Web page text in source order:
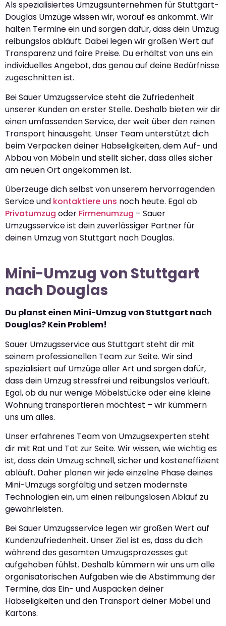
Als spezialisiertes Umzugsunternehmen für Stuttgart-
Douglas Umzüge wissen wir, worauf es ankommt. Wir
halten Termine ein und sorgen dafür, dass dein Umzug
reibungslos abläuft. Dabei legen wir großen Wert auf
Transparenz und faire Preise. Du erhältst von uns ein
individuelles Angebot, das genau auf deine Bedürfnisse
zugeschnitten ist.
Bei Sauer Umzugsservice steht die Zufriedenheit
unserer Kunden an erster Stelle. Deshalb bieten wir dir
einen umfassenden Service, der weit über den reinen
Transport hinausgeht. Unser Team unterstützt dich
beim Verpacken deiner Habseligkeiten, dem Auf- und
Abbau von Möbeln und stellt sicher, dass alles sicher
am neuen Ort angekommen ist.
Überzeuge dich selbst von unserem hervorragenden
Service und kontaktiere uns noch heute. Egal ob
Privatumzug oder Firmenumzug – Sauer
Umzugsservice ist dein zuverlässiger Partner für
deinen Umzug von Stuttgart nach Douglas.
Mini-Umzug von Stuttgart
nach Douglas
Du planst einen Mini-Umzug von Stuttgart nach
Douglas? Kein Problem!
Sauer Umzugsservice aus Stuttgart steht dir mit
seinem professionellen Team zur Seite. Wir sind
spezialisiert auf Umzüge aller Art und sorgen dafür,
dass dein Umzug stressfrei und reibungslos verläuft.
Egal, ob du nur wenige Möbelstücke oder eine kleine
Wohnung transportieren möchtest – wir kümmern
uns um alles.
Unser erfahrenes Team von Umzugsexperten steht
dir mit Rat und Tat zur Seite. Wir wissen, wie wichtig es
ist, dass dein Umzug schnell, sicher und kosteneffizient
abläuft. Daher planen wir jede einzelne Phase deines
Mini-Umzugs sorgfältig und setzen modernste
Technologien ein, um einen reibungslosen Ablauf zu
gewährleisten.
Bei Sauer Umzugsservice legen wir großen Wert auf
Kundenzufriedenheit. Unser Ziel ist es, dass du dich
während des gesamten Umzugsprozesses gut
aufgehoben fühlst. Deshalb kümmern wir uns um alle
organisatorischen Aufgaben wie die Abstimmung der
Termine, das Ein- und Auspacken deiner
Habseligkeiten und den Transport deiner Möbel und
Kartons.